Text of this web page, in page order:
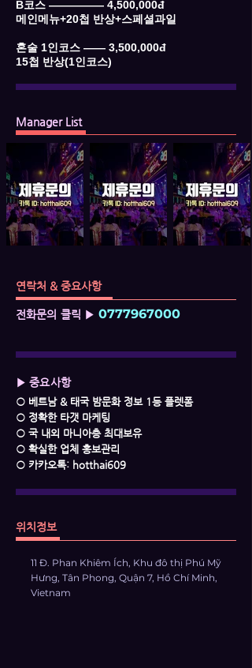
B코스 ――――― 4,500,000đ
메인메뉴+20첩 반상+스페셜과일
혼술 1인코스 ―― 3,500,000đ
15첩 반상(1인코스)
Manager List
연락처 & 중요사항
전화문의 클릭 ▶ 0777967000
▶ 중요사항
○ 베트남 & 태국 밤문화 정보 1등 플렛폼
○ 정확한 타갯 마케팅
○ 국 내외 마니아층 최대보유
○ 확실한 업체 홍보관리
○ 카카오톡: hotthai609
위치정보
11 Đ. Phan Khiêm Ích, Khu đô thị Phú Mỹ
Hưng, Tân Phong, Quận 7, Hồ Chí Minh,
Vietnam